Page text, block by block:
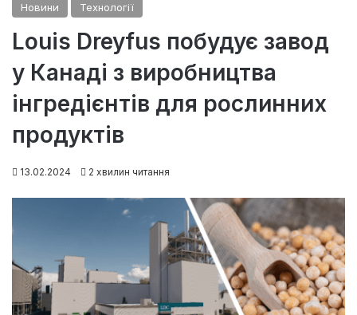
Новини Технології
Louis Dreyfus побудує завод
у Канаді з виробництва
інгредієнтів для рослинних
продуктів
13.02.2024 2 хвилин читання